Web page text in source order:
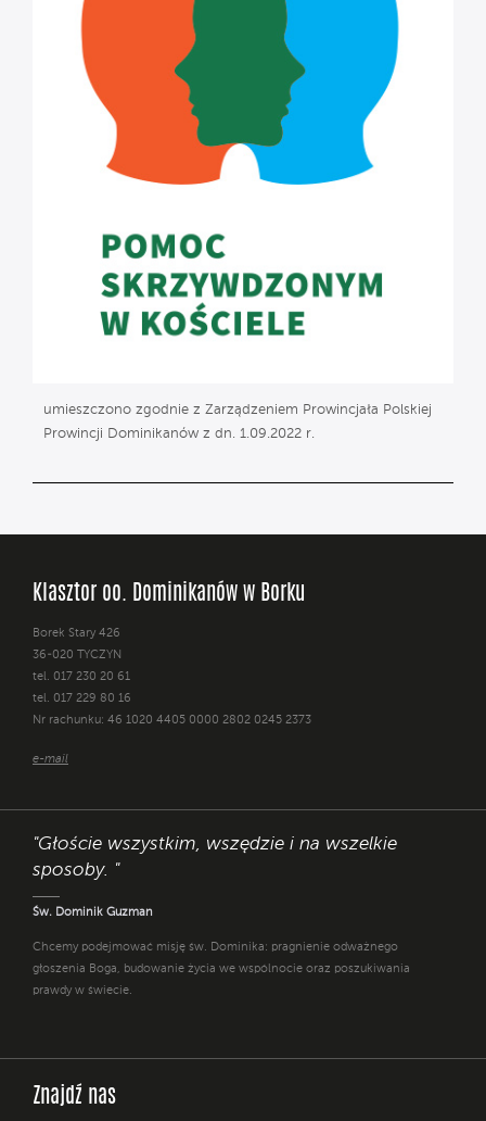
umieszczono zgodnie z Zarządzeniem Prowincjała Polskiej
Prowincji Dominikanów z dn. 1.09.2022 r.
Klasztor oo. Dominikanów w Borku
Borek Stary 426
36-020 TYCZYN
tel. 017 230 20 61
tel. 017 229 80 16
Nr rachunku: 46 1020 4405 0000 2802 0245 2373
e-mail
"Głoście wszystkim, wszędzie i na wszelkie
sposoby. "
Św. Dominik Guzman
Chcemy podejmować misję św. Dominika: pragnienie odważnego
głoszenia Boga, budowanie życia we wspólnocie oraz poszukiwania
prawdy w świecie.
Znajdź nas